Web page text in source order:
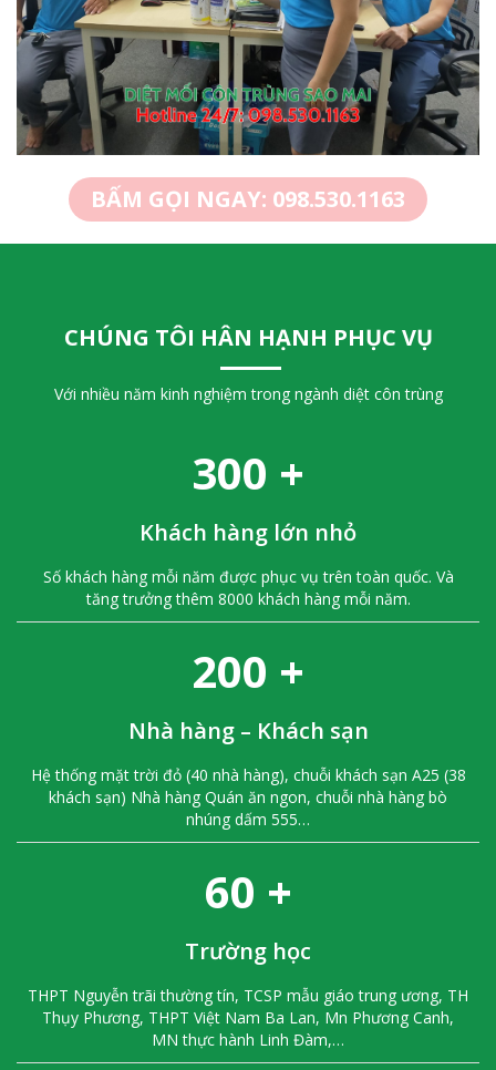
BẤM GỌI NGAY: 098.530.1163
CHÚNG TÔI HÂN HẠNH PHỤC VỤ
Với nhiều năm kinh nghiệm trong ngành diệt côn trùng
300 +
Khách hàng lớn nhỏ
Số khách hàng mỗi năm được phục vụ trên toàn quốc. Và
tăng trưởng thêm 8000 khách hàng mỗi năm.
200 +
Nhà hàng – Khách sạn
Hệ thống mặt trời đỏ (40 nhà hàng), chuỗi khách sạn A25 (38
khách sạn) Nhà hàng Quán ăn ngon, chuỗi nhà hàng bò
nhúng dấm 555…
60 +
Trường học
THPT Nguyễn trãi thường tín, TCSP mẫu giáo trung ương, TH
Thụy Phương, THPT Việt Nam Ba Lan, Mn Phương Canh,
MN thực hành Linh Đàm,…
Liên hệ
Thuốc Diệt Mối Termize 200SC
Liên hệ
Thuốc Chống Mối Công Trình PMS 100
Liên hệ